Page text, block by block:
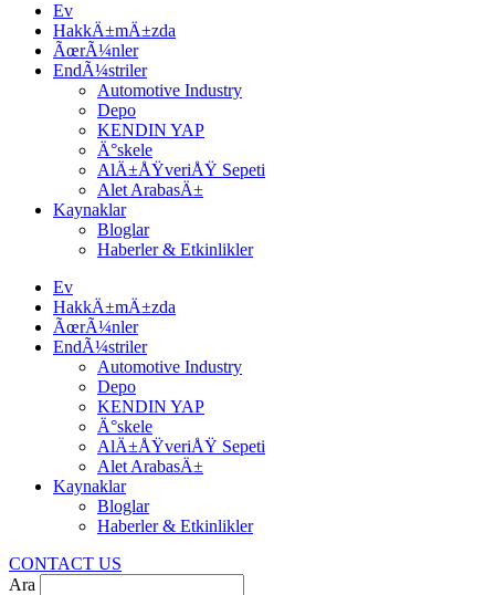
Ev
HakkÄ±mÄ±zda
ÃœrÃ¼nler
EndÃ¼striler
Automotive Industry
Depo
KENDIN YAP
Ä°skele
AlÄ±ÅŸveriÅŸ Sepeti
Alet ArabasÄ±
Kaynaklar
Bloglar
Haberler & Etkinlikler
Ev
HakkÄ±mÄ±zda
ÃœrÃ¼nler
EndÃ¼striler
Automotive Industry
Depo
KENDIN YAP
Ä°skele
AlÄ±ÅŸveriÅŸ Sepeti
Alet ArabasÄ±
Kaynaklar
Bloglar
Haberler & Etkinlikler
CONTACT US
Ara